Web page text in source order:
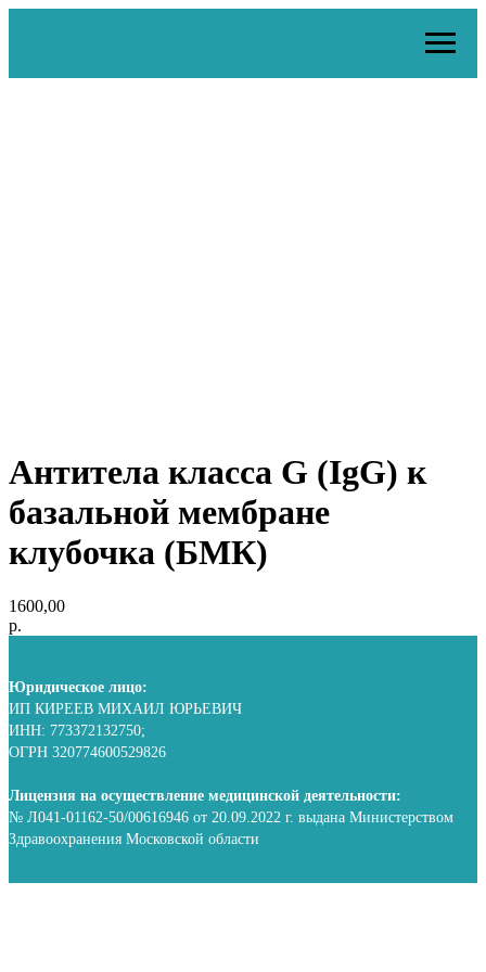
Антитела класса G (IgG) к
базальной мембране
клубочка (БМК)
1600,00
р.
Юридическое лицо:
ИП КИРЕЕВ МИХАИЛ ЮРЬЕВИЧ
ИНН: 773372132750;
ОГРН 320774600529826
Лицензия на осуществление медицинской деятельности:
№ Л041-01162-50/00616946 от 20.09.2022 г. выдана Министерством
Здравоохранения Московской области